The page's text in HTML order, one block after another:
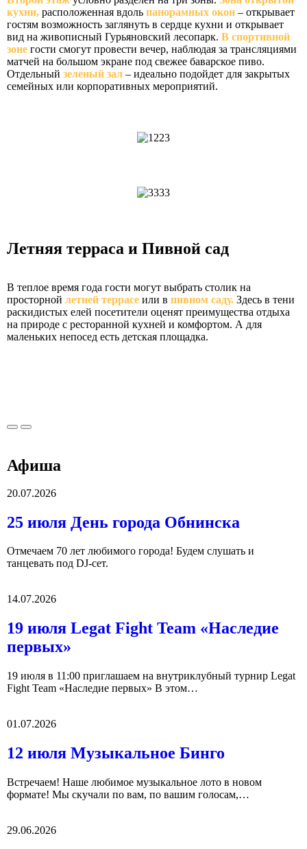
кухни, расположенная вдоль панорамных окон – открывает
гостям возможность заглянуть в сердце кухни и открывает
вид на живописный Гурьяновский лесопарк. В спортивной
зоне гости смогут провести вечер, наблюдая за трансляциями
матчей на большом экране под свежее баварское пиво.
Отдельный зеленый зал – идеально подойдет для закрытых
семейных или корпоративных мероприятий.
Летняя терраса и Пивной сад
В теплое время года гости могут выбрать столик на
просторной летней террасе или в пивном саду. Здесь в тени
раскидистых елей посетители оценят преимущества отдыха
на природе с ресторанной кухней и комфортом. А для
маленьких непосед есть детская площадка.
Афиша
20.07.2026
25 июля День города Обнинска
Отмечаем 70 лет любимого города! Будем слушать и
танцевать под DJ-сет.
14.07.2026
19 июля Legat Fight Team «Наследие
первых»
19 июля в 11:00 приглашаем на внутриклубный турнир Legat
Fight Team «Наследие первых» В этом…
01.07.2026
12 июля Музыкальное Бинго
Встречаем! Наше любимое музыкальное лото в новом
формате! Мы скучали по вам, по вашим голосам,…
29.06.2026